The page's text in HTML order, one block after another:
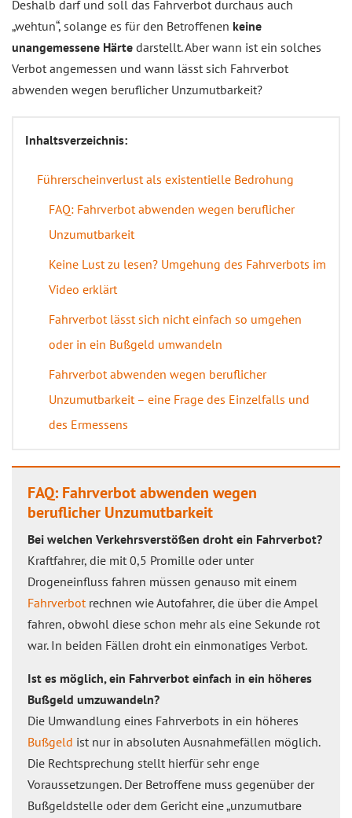
Deshalb darf und soll das Fahrverbot durchaus auch
„wehtun“, solange es für den Betroffenen keine
unangemessene Härte darstellt. Aber wann ist ein solches
Verbot angemessen und wann lässt sich Fahrverbot
abwenden wegen beruflicher Unzumutbarkeit?
Inhaltsverzeichnis:
Führerscheinverlust als existentielle Bedrohung
FAQ: Fahrverbot abwenden wegen beruflicher
Unzumutbarkeit
Keine Lust zu lesen? Umgehung des Fahrverbots im
Video erklärt
Fahrverbot lässt sich nicht einfach so umgehen
oder in ein Bußgeld umwandeln
Fahrverbot abwenden wegen beruflicher
Unzumutbarkeit – eine Frage des Einzelfalls und
des Ermessens
FAQ: Fahrverbot abwenden wegen
beruflicher Unzumutbarkeit
Bei welchen Verkehrsverstößen droht ein Fahrverbot?
Kraftfahrer, die mit 0,5 Promille oder unter
Drogeneinfluss fahren müssen genauso mit einem
Fahrverbotrechnen wie Autofahrer, die über die Ampel
fahren, obwohl diese schon mehr als eine Sekunde rot
war. In beiden Fällen droht ein einmonatiges Verbot.
Ist es möglich, ein Fahrverbot einfach in ein höheres
Bußgeld umzuwandeln?
Die Umwandlung eines Fahrverbots in ein höheres
Bußgeld ist nur in absoluten Ausnahmefällen möglich.
Die Rechtsprechung stellt hierfür sehr enge
Voraussetzungen. Der Betroffene muss gegenüber der
Bußgeldstelle oder dem Gericht eine „unzumutbare